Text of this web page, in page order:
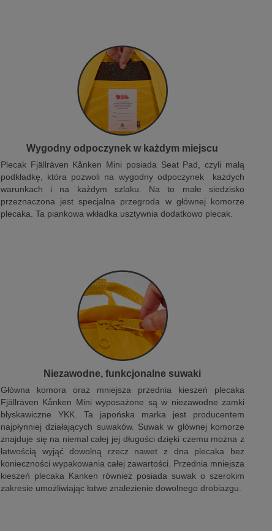
Wygodny odpoczynek w każdym miejscu
Plecak Fjällräven Kånken Mini posiada Seat Pad, czyli małą
podkładkę, która pozwoli na wygodny odpoczynek każdych
warunkach i na każdym szlaku. Na to małe siedzisko
przeznaczona jest specjalna przegroda w głównej komorze
plecaka. Ta piankowa wkładka usztywnia dodatkowo plecak.
Niezawodne, funkcjonalne suwaki
Główna komora oraz mniejsza przednia kieszeń plecaka
Fjällräven Kånken Mini wyposażone są w niezawodne zamki
błyskawiczne YKK. Ta japońska marka jest producentem
najpłynniej działających suwaków. Suwak w głównej komorze
znajduje się na niemal całej jej długości dzięki czemu można z
łatwością wyjąć dowolną rzecz nawet z dna plecaka bez
konieczności wypakowania całej zawartości. Przednia mniejsza
kieszeń plecaka Kanken również posiada suwak o szerokim
zakresie umożliwiając łatwe znalezienie dowolnego drobiazgu.